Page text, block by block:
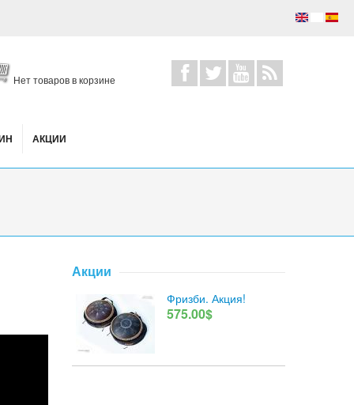
Нет товаров в корзине
АКЦИИ
Акции
Фризби. Акция!
575.00$